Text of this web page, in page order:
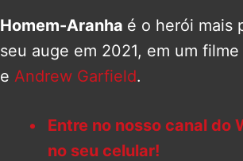
Homem-Aranha é o herói mais
seu auge em 2021, em um
e Andrew Garfield.
Entre no nosso canal
no seu celular!